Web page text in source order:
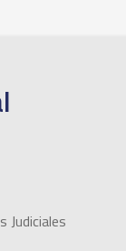
Judiciales